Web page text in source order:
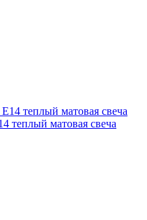
теплый матовая свеча